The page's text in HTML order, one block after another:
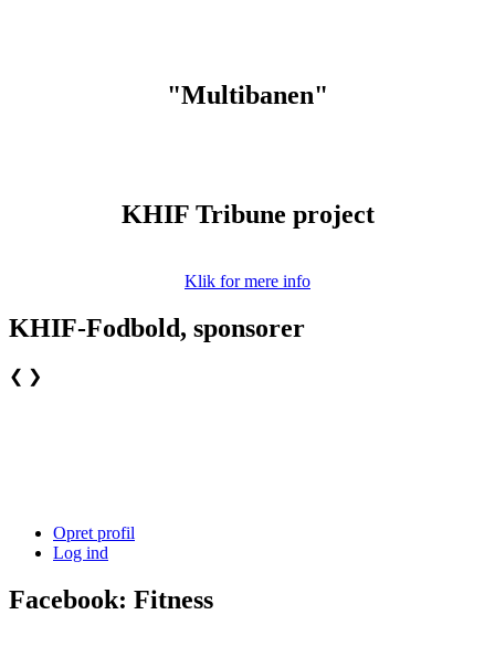
"Multibanen"
KHIF Tribune project
Klik for mere info
KHIF-Fodbold, sponsorer
❮ ❯
Opret profil
Log ind
Facebook: Fitness